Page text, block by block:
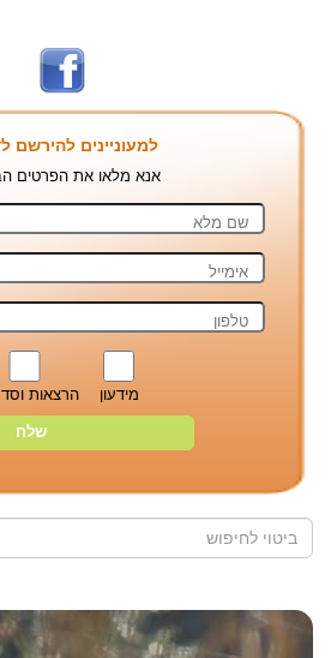
למעוניינים להירשם
אנא מלאו את הפרטים
מידעון הרצאות